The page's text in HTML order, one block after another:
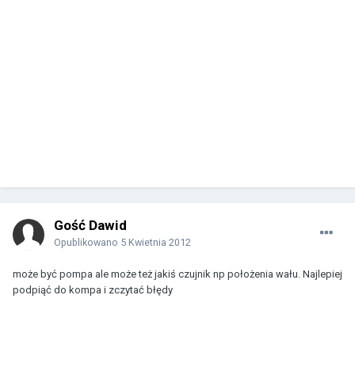
Gość Dawid
Opublikowano 5 Kwietnia 2012
może być pompa ale może też jakiś czujnik np położenia wału. Najlepiej
podpiąć do kompa i zczytać błędy